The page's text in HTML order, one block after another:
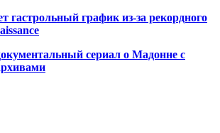
гастрольный график из-за рекордного
сериал о Мадонне с